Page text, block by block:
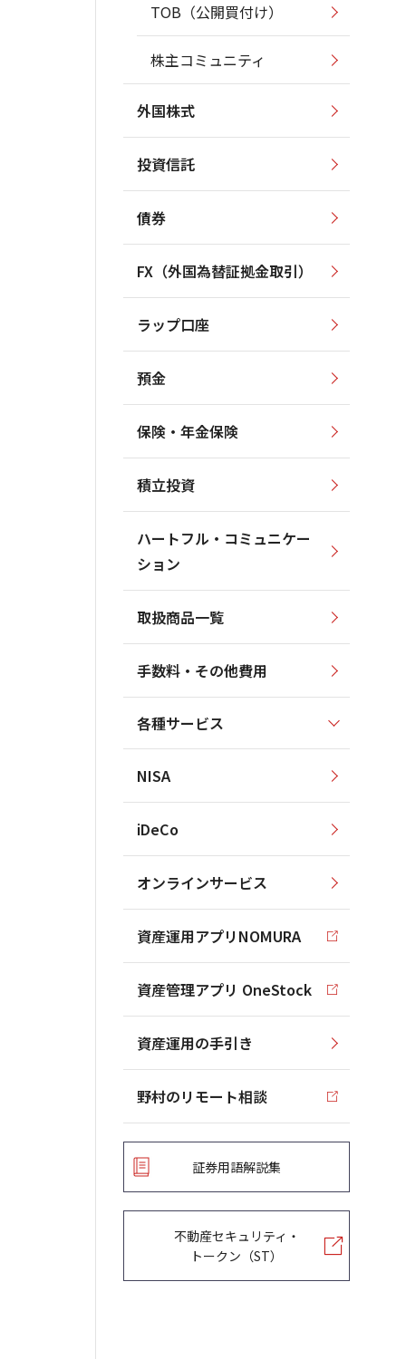
TOB（公開買付け）
株主コミュニティ
外国株式
投資信託
債券
FX（外国為替証拠金取引）
ラップ口座
預金
保険・年金保険
積立投資
ハートフル・コミュニケー
ション
取扱商品一覧
手数料・その他費用
各種サービス
NISA
iDeCo
オンラインサービス
資産運用アプリNOMURA
資産管理アプリ OneStock
資産運用の手引き
野村のリモート相談
証券用語解説集
不動産セキュリティ・
トークン（ST）